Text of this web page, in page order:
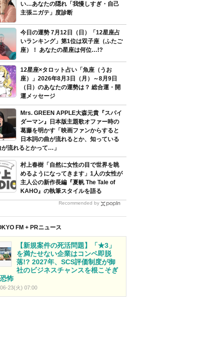
い…あなたの隠れ「我慢しすぎ・自己
主張ニガテ」度診断
今日の運勢 7月12日（日）「12星座占
いランキング」第1位は双子座（ふたご
座）！ あなたの星座は何位…!?
12星座×タロット占い「魚座（うお
座）」2026年8月3日（月）～8月9日
（日）のあなたの運勢は？ 総合運・開
運メッセージ
Mrs. GREEN APPLE大森元貴『スパイ
ダーマン』日本版主題歌オファー時の
葛藤を明かす「映画ファンからすると
日本詞の曲が流れるとか、知っている
が流れるとかって…」
村上春樹「自然に女性の目で世界を眺
めるようになってきます」1人の女性が
主人公の新作長編『夏帆 The Tale of
KAHO』の執筆スタイルを語る
Recommended by
FM + PRニュース
【新規案件の死活問題】「★3」
を満たせない企業はコンペ即脱
落!? 2027年、SCS評価制度が御
社のビジネスチャンスを根こそぎ
怖
23(火) 07:00